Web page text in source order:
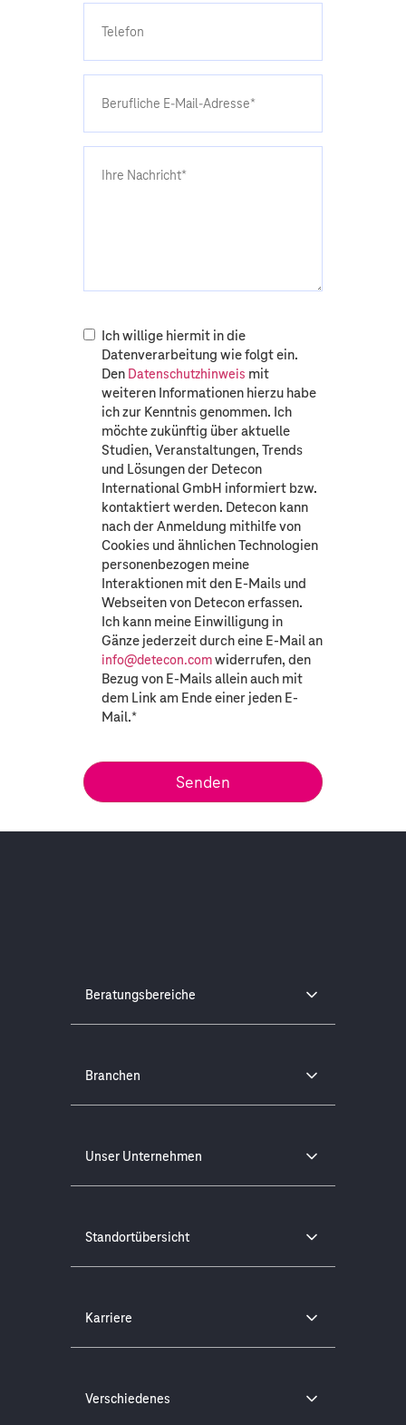
Ich willige hiermit in die
Datenverarbeitung wie folgt ein.
Den Datenschutzhinweis mit
weiteren Informationen hierzu habe
ich zur Kenntnis genommen. Ich
möchte zukünftig über aktuelle
Studien, Veranstaltungen, Trends
und Lösungen der Detecon
International GmbH informiert bzw.
kontaktiert werden. Detecon kann
nach der Anmeldung mithilfe von
Cookies und ähnlichen Technologien
personenbezogen meine
Interaktionen mit den E-Mails und
Webseiten von Detecon erfassen.
Ich kann meine Einwilligung in
Gänze jederzeit durch eine E-Mail an
info@detecon.comwiderrufen, den
Bezug von E-Mails allein auch mit
dem Link am Ende einer jeden E-
Mail.*
Beratungsbereiche
Branchen
Unser Unternehmen
Standortübersicht
Karriere
Verschiedenes